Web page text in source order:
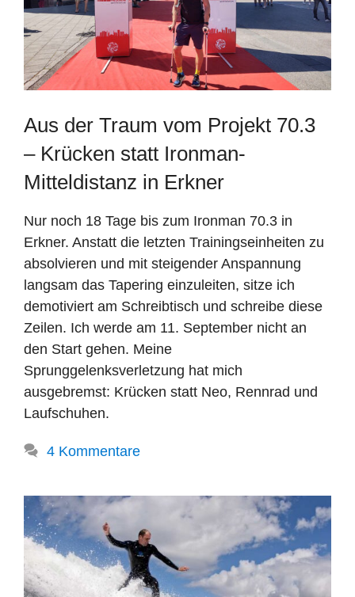
Aus der Traum vom Projekt 70.3
– Krücken statt Ironman-
Mitteldistanz in Erkner
Nur noch 18 Tage bis zum Ironman 70.3 in
Erkner. Anstatt die letzten Trainingseinheiten zu
absolvieren und mit steigender Anspannung
langsam das Tapering einzuleiten, sitze ich
demotiviert am Schreibtisch und schreibe diese
Zeilen. Ich werde am 11. September nicht an
den Start gehen. Meine
Sprunggelenksverletzung hat mich
ausgebremst: Krücken statt Neo, Rennrad und
Laufschuhen.
4 Kommentare